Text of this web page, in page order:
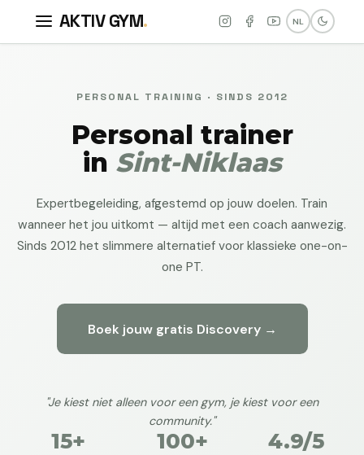
AKTIV GYM. NL
PERSONAL TRAINING · SINDS 2012
Personal trainer
in Sint-Niklaas
Expertbegeleiding, afgestemd op jouw doelen. Train
wanneer het jou uitkomt — altijd met een coach aanwezig.
Sinds 2012 het slimmere alternatief voor klassieke one-on-
one PT.
Boek jouw gratis Discovery →
"Je kiest niet alleen voor een gym, je kiest voor een
community."
15+ 100+ 4.9/5